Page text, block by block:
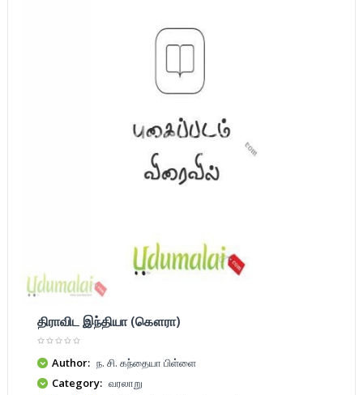
திராவிட இந்தியா (கௌரா)
Author: ந. சி. கந்தையா பிள்ளை
Category: வரலாறு